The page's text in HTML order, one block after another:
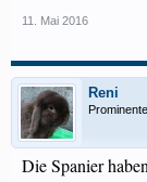
11. Mai 2016
Reni
Die Spanier